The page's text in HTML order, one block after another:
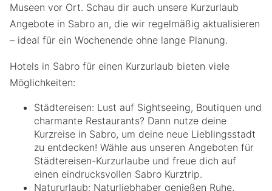
Museen vor Ort. Schau dir auch unsere Kurzurlaub
Angebote in Sabro an, die wir regelmäßig aktualisieren
– ideal für ein Wochenende ohne lange Planung.
Hotels in Sabro für einen Kurzurlaub bieten viele
Möglichkeiten:
Städtereisen: Lust auf Sightseeing, Boutiquen und
charmante Restaurants? Dann nutze deine
Kurzreise in Sabro, um deine neue Lieblingsstadt
zu entdecken! Wähle aus unseren Angeboten für
Städtereisen-Kurzurlaube und freue dich auf
einen eindrucksvollen Sabro Kurztrip.
Natururlaub: Naturliebhaber genießen Ruhe,